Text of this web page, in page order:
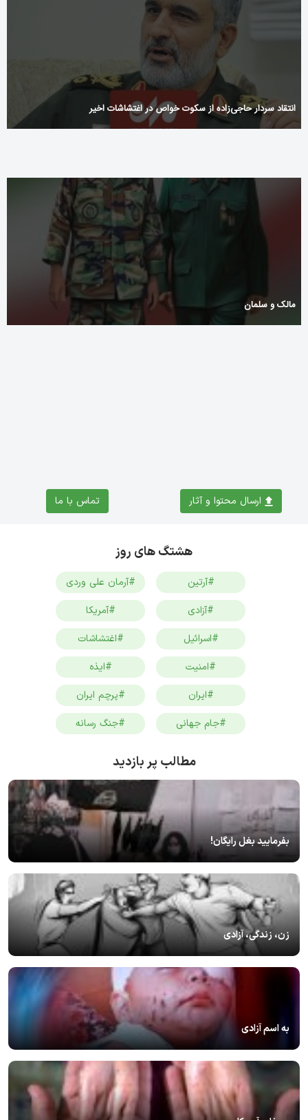
انتقاد سردار حاجی‌زاده از سکوت خواص در اغتشاشات اخیر
مالک و سلمان
ارسال محتوا و آثار تماس با ما
هشتگ های روز
#آرتین
#آرمان علی وردی
#آزادی
#آمریکا
#اسرائیل
#اغتشاشات
#امنیت
#ایذه
#ایران
#پرچم ایران
#جام جهانی
#جنگ رسانه
مطالب پر بازدید
بفرمایید بغل رایگان!
زن، زندگی، آزادی
به اسم آزادی